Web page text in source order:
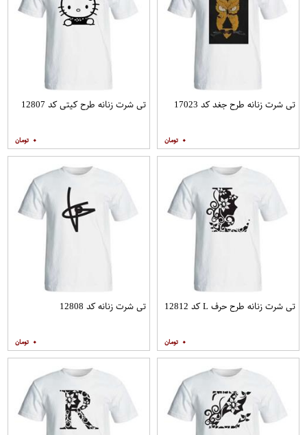
تی شرت زنانه طرح جغد کد 17023
۰
تی شرت زنانه طرح کیتی کد 12807
۰
تی شرت زنانه طرح حرف L کد 12812
۰
تی شرت زنانه کد 12808
۰